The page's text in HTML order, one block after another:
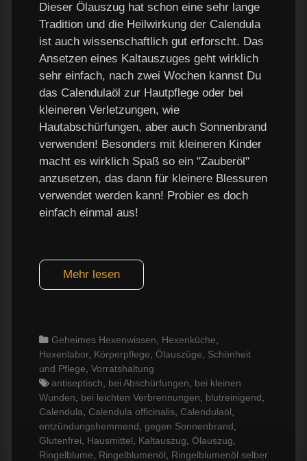
Dieser Ölauszug hat schon eine sehr lange
Tradition und die Heilwirkung der Calendula
ist auch wissenschaftlich gut erforscht. Das
Ansetzen eines Kaltauszuges geht wirklich
sehr einfach, nach zwei Wochen kannst Du
das Calendulaöl zur Hautpflege oder bei
kleineren Verletzungen, wie
Hautabschürfungen, aber auch Sonnenbrand
verwenden! Besonders mit kleineren Kinder
macht es wirklich Spaß so ein "Zauberöl"
anzusetzen, das dann für kleinere Blessuren
verwendet werden kann! Probier es doch
einfach einmal aus!
Mehr lesen
Categories
Geheimes Hexenwissen Hexenküche
Hexenlabor, Körperpflege Ölauszüge
Schönheit
und Pflege Vorratshaltung
Tags
antiseptisch bei Abschürfungen
bei kleinen
Wunden
bei leichten Verbrennungen blutreinigend
Calendula
Calendula officinalis Calendulaöl
entzündungshemmend gegen Sonnenbrand
Glutenfrei
Hausmittel Kaltauszug Ölauszug
Ringelblume
Ringelblumenöl
Ringelblumenöl selber